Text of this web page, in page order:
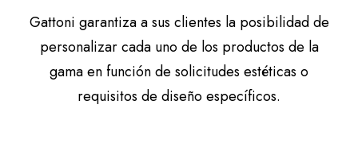
Gattoni garantiza a sus clientes la posibilidad de
personalizar cada uno de los productos de la
gama en función de solicitudes estéticas o
requisitos de diseño específicos.